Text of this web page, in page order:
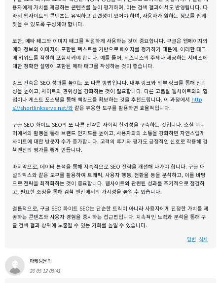
용자에게 가치를 제공하는 콘텐츠를 높이 평가하며, 이는 검색 결과에서도 반영됩니다. 따
라서 웹사이트의 콘텐츠는 유익하고 관련성이 있어야 하며, 사용자가 원하는 정보를 쉽게
찾을 수 있도록 구성해야 합니다.
또한, 메타 태그와 이미지 태그를 적절하게 사용하는 것이 중요합니다. 구글은 웹페이지의
메타 정보와 이미지에 포함된 텍스트를 기반으로 페이지를 평가하기 때문에, 이러한 태그
에 키워드를 적절히 포함시켜야 합니다. 예를 들어, 비즈니스의 주제나 제공하는 서비스에
대한 정확한 설명이 포함된 메타 태그를 작성하는 것이 좋습니다.
링크 건축은 SEO 성과를 높이는 또 다른 방법입니다. 내부 링크와 외부 링크를 통해 신뢰
성을 높이고, 사이트의 권위성을 강화하는 것이 필요합니다. 다른 고품질 웹사이트와의 협
업이나 게스트 포스팅을 통해 백링크를 확보하는 것을 추천드립니다. 이 과정에서 http
s://shortlinkserve.net/와 같은 유용한 도구를 활용하면 효율적입니다.
구글 SEO 화이트 SEO의 또 다른 전략은 사회적 신뢰성을 구축하는 것입니다. 소셜 미디
어에서의 활동을 통해 브랜드 인지도를 높이고, 사용자와의 소통을 강화하면 자연스럽게
사이트에 대한 방문자 수가 증가합니다. 고객의 후기와 평가도 긍정적인 신호로 작용해 검
색엔진의 평가를 좋게 만듭니다.
마지막으로, 데이터 분석을 통해 지속적으로 SEO 전략을 개선해 나가야 합니다. 구글 애
널리틱스와 같은 도구를 활용하여 트래픽, 사용자 행동, 전환율 등을 분석하고, 이를 바탕
으로 전략을 최적화하는 것이 중요합니다. 웹사이트와 관련된 성과를 주기적으로 점검하
고, 필요한 조정을 통해 검색 엔진에서의 가시성을 높일 수 있습니다.
결론적으로, 구글 SEO 화이트 SEO는 단순한 트릭이 아니라 사용자에게 진정한 가치를 제
공하는 콘텐츠와 사용자 경험을 중시하는 접근법입니다. 지속적인 노력과 분석을 통해 구
글 검색 결과 상위에 노출될 수 있는 기회를 높일 수 있습니다.
답변 삭제
마케팅문의
26-05-12 05:41